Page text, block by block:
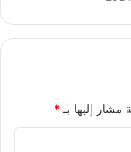
مشار إليها بـ *